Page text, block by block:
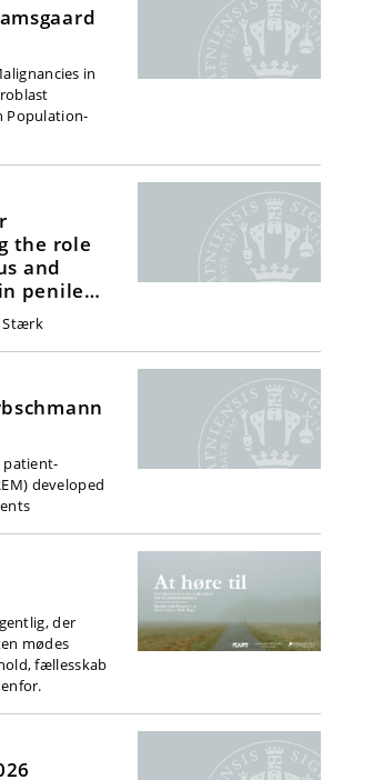
in
Population-
the role
and
penile
Stærk
patient-
developed
der
mødes
fællesskab